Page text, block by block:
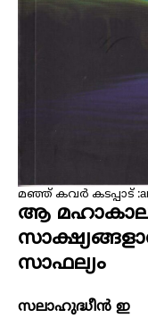
മഞ്ഞ് കവർ കടപ്പാട്
ആ
സാഫല്യം
സലാഹുദ്ധീൻ ഇ